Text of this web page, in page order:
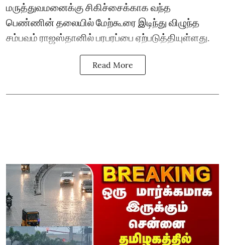
மருத்துவமனைக்கு சிகிச்சைக்காக வந்த
பெண்ணின் தலையில் மேற்கூரை இடிந்து விழுந்த
சம்பவம் ராஜஸ்தானில் பரபரப்பை ஏற்படுத்தியுள்ளது.
Read More